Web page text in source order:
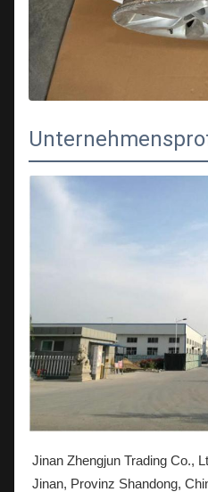
Jinan Zhengjun Trading Co.,
Jinan, Provinz Shandong,